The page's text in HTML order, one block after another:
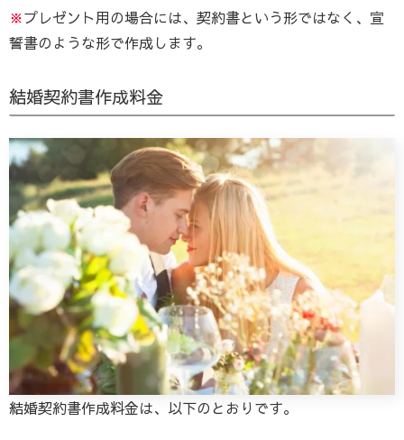
※プレゼント用の場合には、契約書という形ではなく、宣
誓書のような形で作成します。
結婚契約書作成料金
結婚契約書作成料金は、以下のとおりです。